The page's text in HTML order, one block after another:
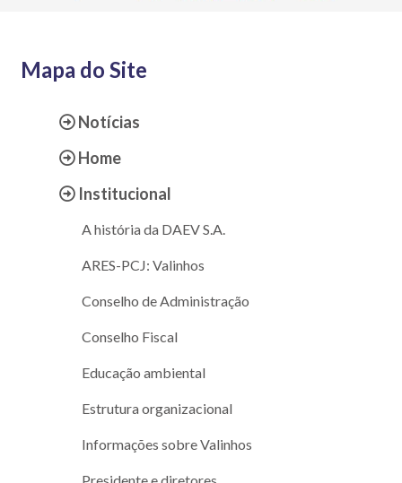
Mapa do Site
Notícias
Home
Institucional
A história da DAEV S.A.
ARES-PCJ: Valinhos
Conselho de Administração
Conselho Fiscal
Educação ambiental
Estrutura organizacional
Informações sobre Valinhos